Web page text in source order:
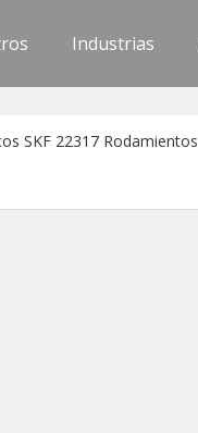
Industrias
SKF 22317 Rodamientos